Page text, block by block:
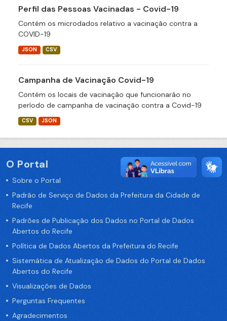
Perfil das Pessoas Vacinadas - Covid-19
Contém os microdados relativo a vacinação contra a
COVID-19
JSON CSV
Campanha de Vacinação Covid-19
Contém os locais de vacinação que funcionarão no
período de campanha de vacinação contra a Covid-19
CSV JSON
O Portal
Sobre o Portal
Padrão de Serviço de Dados da Prefeitura da Cidade de
Recife
Padrões de Publicação dos Dados no Portal de Dados
Abertos do Recife
Política de Dados Abertos da Prefeitura do Recife
Sistemática de Atualização de Dados do Portal de Dados
Abertos do Recife
Visualizações de Dados
Perguntas Frequentes
Agradecimentos